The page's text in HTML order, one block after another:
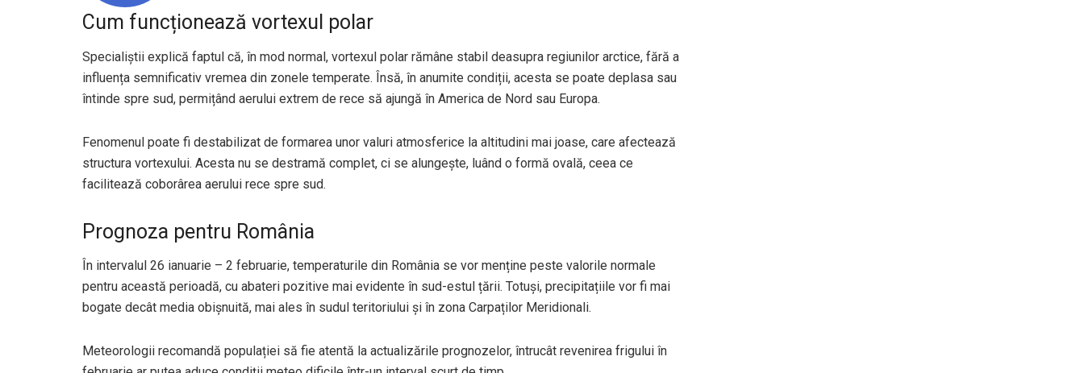
Cum funcționează vortexul polar
Specialiștii explică faptul că, în mod normal, vortexul polar rămâne stabil deasupra regiunilor arctice, fără a
influența semnificativ vremea din zonele temperate. Însă, în anumite condiții, acesta se poate deplasa sau
întinde spre sud, permițând aerului extrem de rece să ajungă în America de Nord sau Europa.
Fenomenul poate fi destabilizat de formarea unor valuri atmosferice la altitudini mai joase, care afectează
structura vortexului. Acesta nu se destramă complet, ci se alungește, luând o formă ovală, ceea ce
facilitează coborârea aerului rece spre sud.
Prognoza pentru România
În intervalul 26 ianuarie – 2 februarie, temperaturile din România se vor menține peste valorile normale
pentru această perioadă, cu abateri pozitive mai evidente în sud-estul țării. Totuși, precipitațiile vor fi mai
bogate decât media obișnuită, mai ales în sudul teritoriului și în zona Carpaților Meridionali.
Meteorologii recomandă populației să fie atentă la actualizările prognozelor, întrucât revenirea frigului în